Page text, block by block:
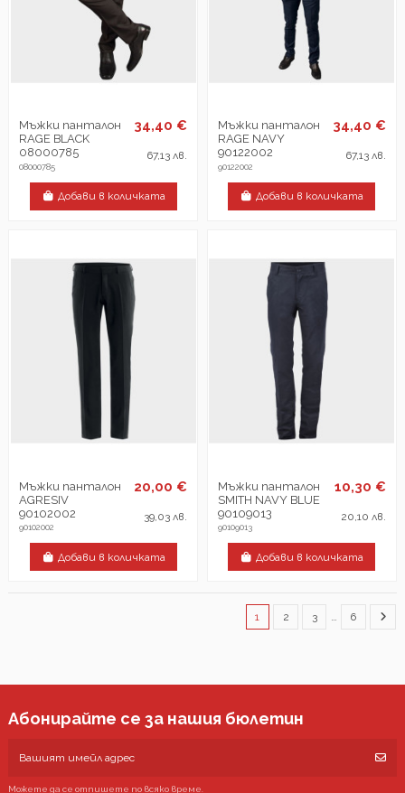
Мъжки панталон
RAGE BLACK
08000785
08000785
34,40 €
67,13 лв.
Добави в количката
Мъжки панталон
RAGE NAVY
90122002
90122002
34,40 €
67,13 лв.
Добави в количката
Мъжки панталон
AGRESIV
90102002
90102002
20,00 €
39,03 лв.
Добави в количката
Мъжки панталон
SMITH NAVY BLUE
90109013
90109013
10,30 €
20,10 лв.
Добави в количката
1 2 3 … 6
Абонирайте се за нашия бюлетин
Можете да се отпишете по всяко време.